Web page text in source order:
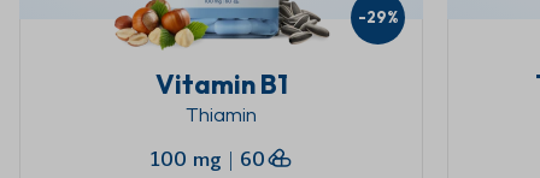
Vitamin B1
Thiamin
100 mg | 60
-29%